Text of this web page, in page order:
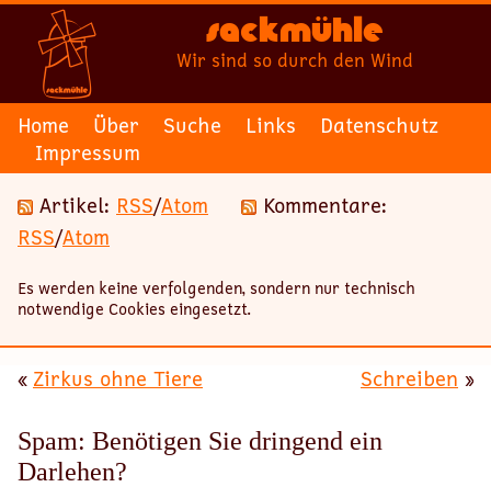
Sackmühle
Wir sind so durch den Wind
Home Über Suche Links
Datenschutz
Impressum
Artikel: RSS/Atom
Kommentare:
RSS/Atom
Es werden keine verfolgenden, sondern nur technisch
notwendige Cookies eingesetzt.
« Zirkus ohne Tiere Schreiben »
Spam: Benötigen Sie dringend ein
Darlehen?